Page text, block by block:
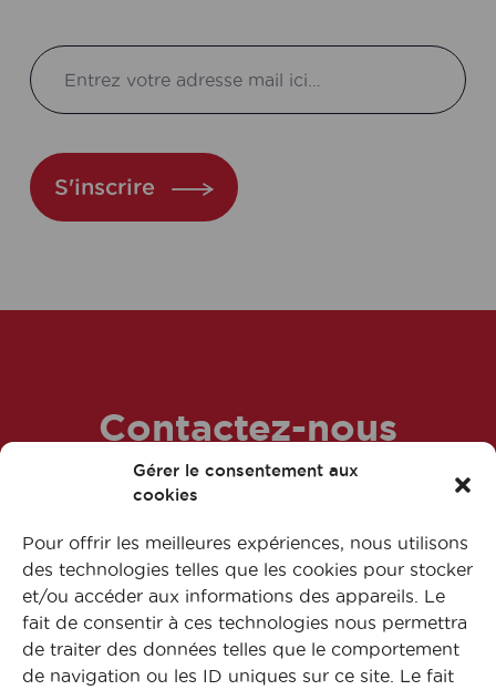
Gérer le consentement aux
cookies
Pour offrir les meilleures expériences, nous utilisons
des technologies telles que les cookies pour stocker
et/ou accéder aux informations des appareils. Le
fait de consentir à ces technologies nous permettra
de traiter des données telles que le comportement
de navigation ou les ID uniques sur ce site. Le fait
S'inscrire
Contactez-nous
dès maintenant !
Accéder au Fomulaire